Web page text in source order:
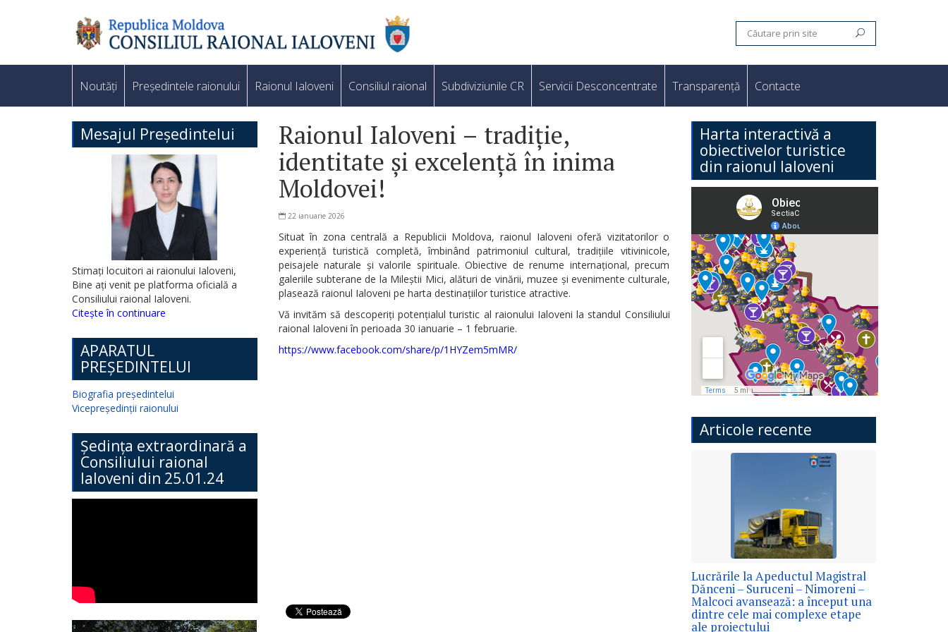
Noutăți Președintele raionului Raionul Ialoveni Consiliul raional Subdiviziunile CR Servicii Desconcentrate Transparență Contacte
Mesajul Președintelui
Stimați locuitori ai raionului Ialoveni,
Bine ați venit pe platforma oficială a
Consiliului raional Ialoveni.
Citește în continuare
APARATUL
PREȘEDINTELUI
Biografia președintelui
Vicepreședinții raionului
Ședința extraordinară a
Consiliului raional
Ialoveni din 25.01.24
Raionul Ialoveni – tradiție,
identitate și excelență în inima
Moldovei!
22 ianuarie 2026
Situat în zona centrală a Republicii Moldova, raionul Ialoveni oferă vizitatorilor o
experiență turistică completă, îmbinând patrimoniul cultural, tradițiile vitivinicole,
peisajele naturale și valorile spirituale. Obiective de renume internațional, precum
galeriile subterane de la Mileștii Mici, alături de vinării, muzee și evenimente culturale,
plasează raionul Ialoveni pe harta destinațiilor turistice atractive.
Vă invităm să descoperiți potențialul turistic al raionului Ialoveni la standul Consiliului
raional Ialoveni în perioada 30 ianuarie – 1 februarie.
https://www.facebook.com/share/p/1HYZem5mMR/
Harta interactivă a
obiectivelor turistice
din raionul Ialoveni
Articole recente
Lucrările la Apeductul Magistral
Dănceni – Suruceni – Nimoreni –
Malcoci avansează: a început una
dintre cele mai complexe etape
ale proiectului